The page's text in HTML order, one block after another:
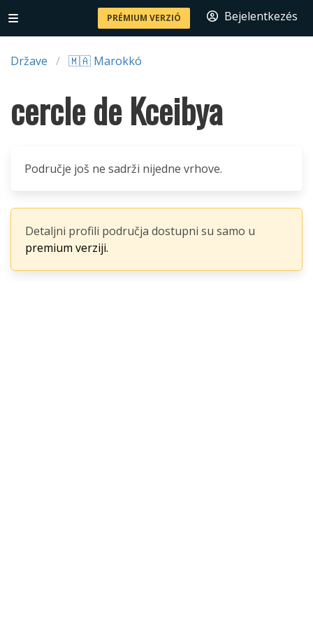
PRÉMIUM VERZIÓ Bejelentkezés
Države 🇲🇦 Marokkó
cercle de Kceibya
Područje još ne sadrži nijedne vrhove.
Detaljni profili područja dostupni su samo u
premium verziji.